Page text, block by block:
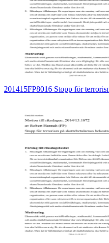
201415FP8016 Stopp för